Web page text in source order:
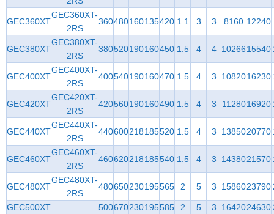
GEC360XT
GEC360XT-
2RS
360480160135420 1.1 3 3 8160 12240
GEC380XT
GEC380XT-
2RS
380520190160450 1.5 4 4 1026615540
GEC400XT
GEC400XT-
2RS
400540190160470 1.5 4 3 1082016230
GEC420XT
GEC420XT-
2RS
420560190160490 1.5 4 3 1128016920
GEC440XT
GEC440XT-
2RS
440600218185520 1.5 4 3 1385020770
GEC460XT
GEC460XT-
2RS
460620218185540 1.5 4 3 1438021570
GEC480XT
GEC480XT-
2RS
480650230195565 2 5 3 1586023790
GEC500XT 500670230195585 2 5 3 1642024630